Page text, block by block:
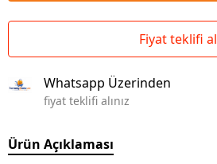
Fiyat teklifi al
Whatsapp Üzerinden
fiyat teklifi alınız
Ürün Açıklaması